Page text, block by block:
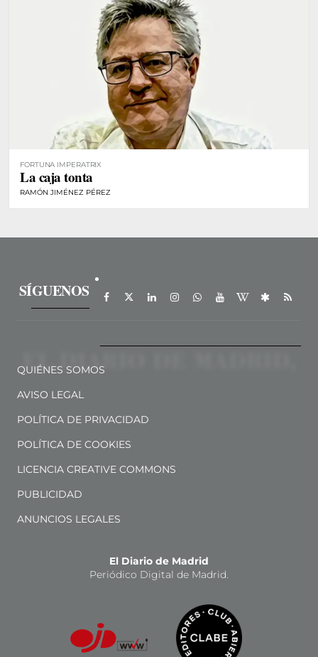
FORTUNA IMPERATRIX
La caja tonta
RAMÓN JIMÉNEZ PÉREZ
SÍGUENOS
QUIÉNES SOMOS
AVISO LEGAL
POLÍTICA DE PRIVACIDAD
POLÍTICA DE COOKIES
LICENCIA CREATIVE COMMONS
PUBLICIDAD
ANUNCIOS LEGALES
El Diario de Madrid
Periódico Digital de Madrid.